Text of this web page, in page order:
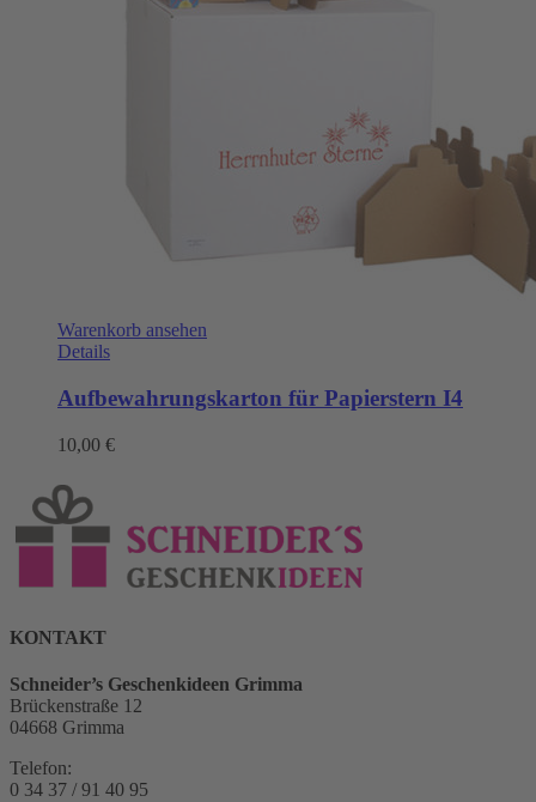
Warenkorb ansehen
Details
Aufbewahrungskarton für Papierstern I4
10,00 €
KONTAKT
Schneider’s Geschenkideen Grimma
Brückenstraße 12
04668 Grimma
Telefon:
0 34 37 / 91 40 95